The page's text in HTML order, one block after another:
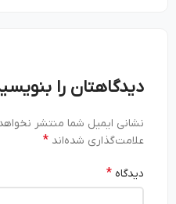
دیدگاهتان را بنویسید
نشانی ایمیل شما منتشر نخواهد شد.
علامت‌گذاری شده‌اند*
دیدگاه*